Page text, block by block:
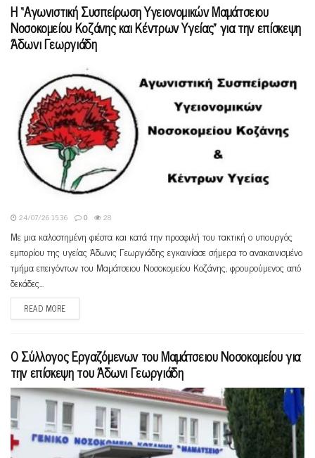
Η “Αγωνιστική Συσπείρωση Υγειονομικών Μαμάτσειου
Νοσοκομείου Κοζάνης και Κέντρων Υγείας” για την επίσκεψη
Άδωνι Γεωργιάδη
24/07/26 15:36 0 28
Με μια καλοστημένη φιέστα και κατά την προσφιλή του τακτική ο υπουργός
εμπορίου της υγείας Άδωνις Γεωργιάδης εγκαινίασε σήμερα το ανακαινισμένο
τμήμα επειγόντων του Μαμάτσειου Νοσοκομείου Κοζάνης, φρουρούμενος από
δεκάδες...
READ MORE
O Σύλλογος Εργαζόμενων του Μαμάτσειου Νοσοκομείου για
την επίσκεψη του Άδωνι Γεωργιάδη